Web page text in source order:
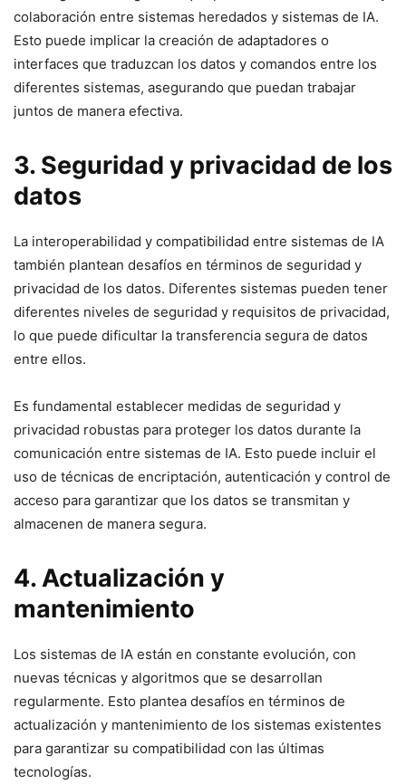
colaboración entre sistemas heredados y sistemas de IA.
Esto puede implicar la creación de adaptadores o
interfaces que traduzcan los datos y comandos entre los
diferentes sistemas, asegurando que puedan trabajar
juntos de manera efectiva.
3. Seguridad y privacidad de los
datos
La interoperabilidad y compatibilidad entre sistemas de IA
también plantean desafíos en términos de seguridad y
privacidad de los datos. Diferentes sistemas pueden tener
diferentes niveles de seguridad y requisitos de privacidad,
lo que puede dificultar la transferencia segura de datos
entre ellos.
Es fundamental establecer medidas de seguridad y
privacidad robustas para proteger los datos durante la
comunicación entre sistemas de IA. Esto puede incluir el
uso de técnicas de encriptación, autenticación y control de
acceso para garantizar que los datos se transmitan y
almacenen de manera segura.
4. Actualización y
mantenimiento
Los sistemas de IA están en constante evolución, con
nuevas técnicas y algoritmos que se desarrollan
regularmente. Esto plantea desafíos en términos de
actualización y mantenimiento de los sistemas existentes
para garantizar su compatibilidad con las últimas
tecnologías.